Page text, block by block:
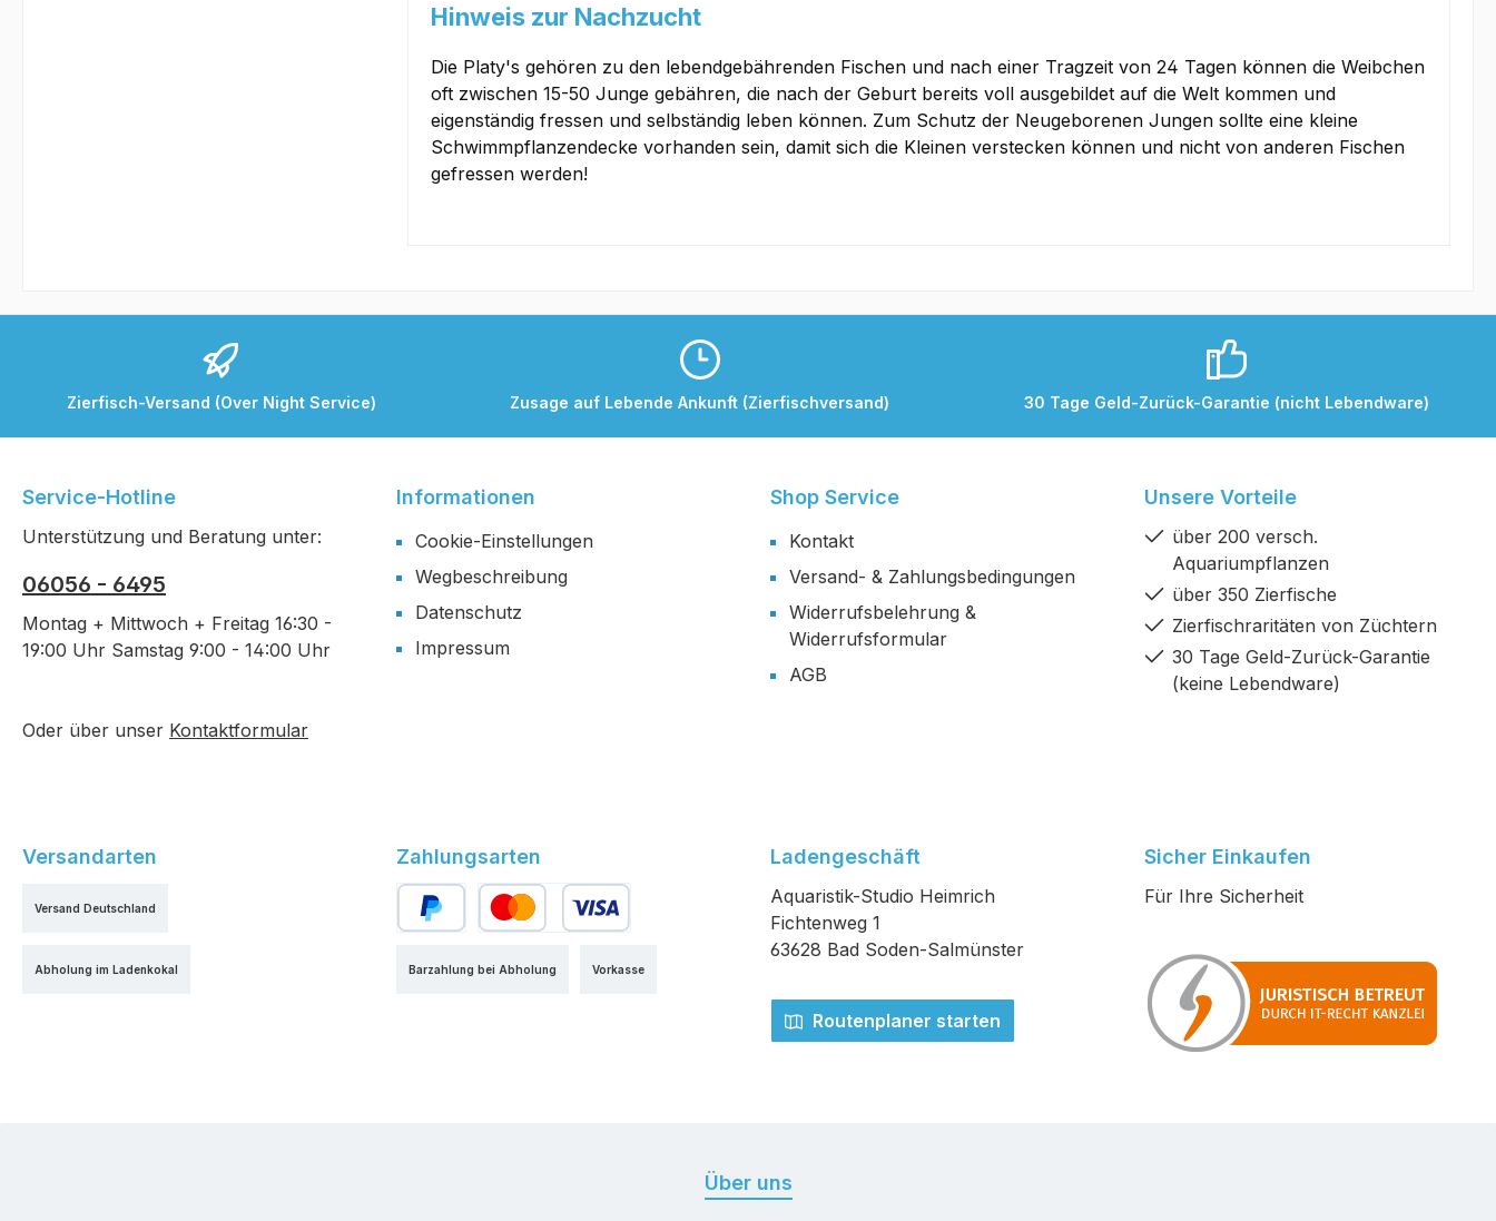
Hinweis zur Nachzucht
Die Platy's gehören zu den lebendgebährenden Fischen und nach einer Tragzeit von 24 Tagen können die Weibchen
oft zwischen 15-50 Junge gebähren, die nach der Geburt bereits voll ausgebildet auf die Welt kommen und
eigenständig fressen und selbständig leben können. Zum Schutz der Neugeborenen Jungen sollte eine kleine
Schwimmpflanzendecke vorhanden sein, damit sich die Kleinen verstecken können und nicht von anderen Fischen
gefressen werden!
Zierfisch-Versand (Over Night Service) Zusage auf Lebende Ankunft (Zierfischversand) 30 Tage Geld-Zurück-Garantie (nicht Lebendware)
Service-Hotline
Unterstützung und Beratung unter:
06056 - 6495
Montag + Mittwoch + Freitag 16:30 -
19:00 Uhr Samstag 9:00 - 14:00 Uhr
Oder über unser Kontaktformular
Informationen
Cookie-Einstellungen
Wegbeschreibung
Datenschutz
Impressum
Shop Service
Kontakt
Versand- & Zahlungsbedingungen
Widerrufsbelehrung &
Widerrufsformular
AGB
Unsere Vorteile
über 200 versch.
Aquariumpflanzen
über 350 Zierfische
Zierfischraritäten von Züchtern
30 Tage Geld-Zurück-Garantie
(keine Lebendware)
Versandarten
Versand Deutschland
Abholung im Ladenkokal
Zahlungsarten
Vorkasse
Barzahlung bei Abholung
Ladengeschäft
Aquaristik-Studio Heimrich
Fichtenweg 1
63628 Bad Soden-Salmünster
Routenplaner starten
Sicher Einkaufen
Für Ihre Sicherheit
Über uns